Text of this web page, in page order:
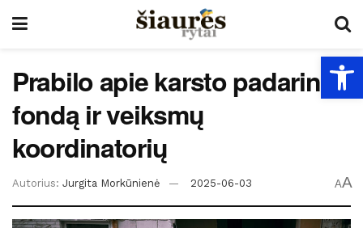
Prabilo apie karsto padarinių
fondą ir veiksmų
koordinatorių
Autorius: Jurgita Morkūnienė 2025-06-03 AA